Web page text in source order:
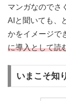
マンガなのでさ
AIと聞いても、
かをイメージで
に導入として読
いまこそ知